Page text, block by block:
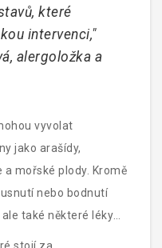
profesionální pomoc.
které
intervenci,"
alergoložka a
vyvolat
jako arašídy,
mořské plody. Kromě
nebo bodnutí
také některé léky
může reakci